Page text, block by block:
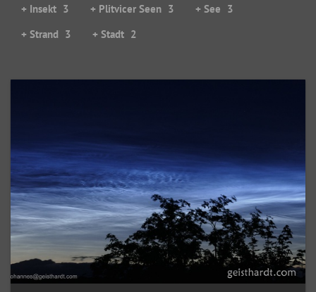
+ Insekt 3 + Plitvicer Seen 3 + See 3
+ Strand 3 + Stadt 2